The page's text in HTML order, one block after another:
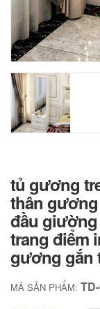
tủ gương
thân
đầu
trang điểm
gương gắn
MÃ SẢN PHẨM: